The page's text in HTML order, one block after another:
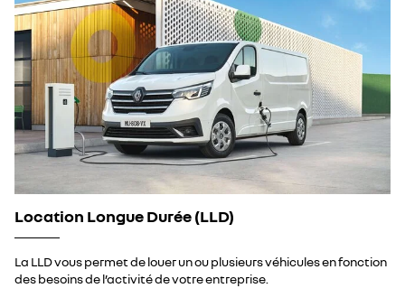
Location Longue Durée (LLD)
La LLD vous permet de louer un ou plusieurs véhicules en fonction
des besoins de l’activité de votre entreprise.